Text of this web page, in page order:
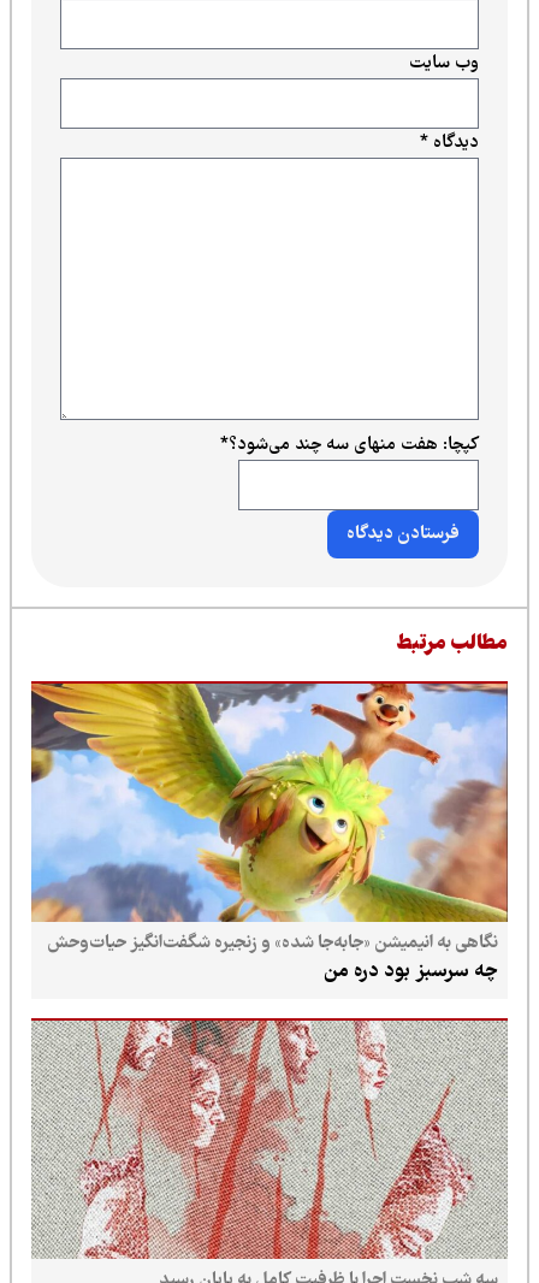
دیدگاه*
وب‌ سایت
کپچا: هفت منهای سه چند می‌شود؟*
مرتبط
نگاهی به انیمیشن «جابه‌جا شده» و زنجیره شگفت‌انگیز حیات‌وحش
چه سرسبز بود دره من